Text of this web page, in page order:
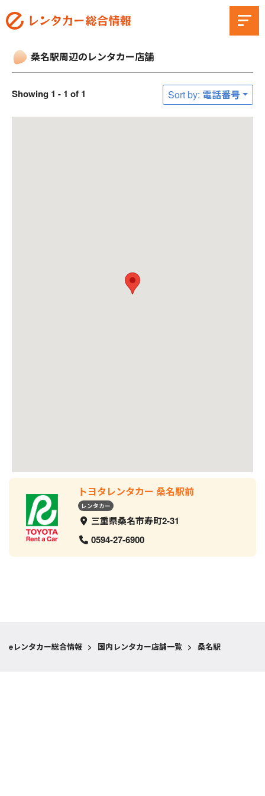
桑名駅周辺のレンタカー店舗
Showing 1 - 1 of 1 Sort by: 電話番号
トヨタレンタカー 桑名駅前
レンタカー
三重県桑名市寿町2-31
0594-27-6900
eレンタカー総合情報 > 国内レンタカー店舗一覧 > 桑名駅